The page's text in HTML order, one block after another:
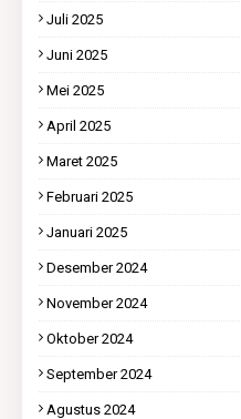
Juli 2025
Juni 2025
Mei 2025
April 2025
Maret 2025
Februari 2025
Januari 2025
Desember 2024
November 2024
Oktober 2024
September 2024
Agustus 2024